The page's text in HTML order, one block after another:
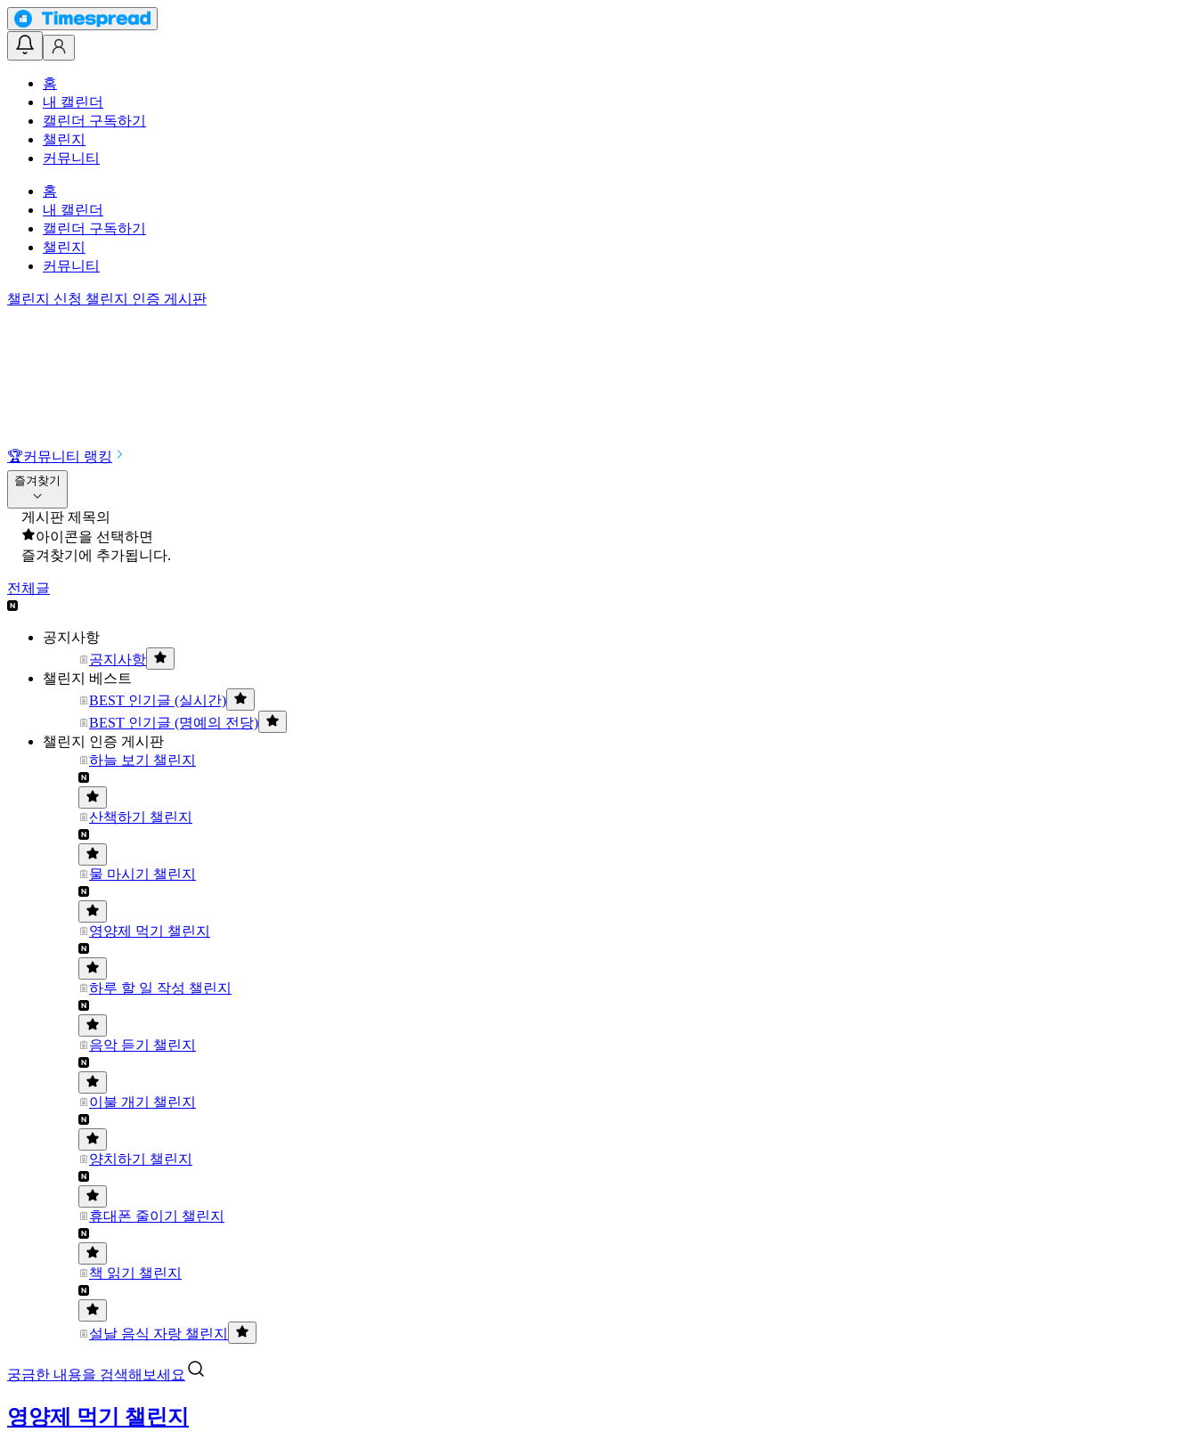
홈
내 캘린더
캘린더 구독하기
챌린지
커뮤니티
홈
내 캘린더
캘린더 구독하기
챌린지
커뮤니티
챌린지 신청 챌린지 인증 게시판
🏆커뮤니티 랭킹
즐겨찾기
게시판 제목의
아이콘을 선택하면
즐겨찾기에 추가됩니다.
전체글
공지사항
공지사항
챌린지 베스트
BEST 인기글 (실시간)
BEST 인기글 (명예의 전당)
챌린지 인증 게시판
하늘 보기 챌린지
산책하기 챌린지
물 마시기 챌린지
영양제 먹기 챌린지
하루 할 일 작성 챌린지
음악 듣기 챌린지
이불 개기 챌린지
양치하기 챌린지
휴대폰 줄이기 챌린지
책 읽기 챌린지
설날 음식 자랑 챌린지
궁금한 내용을 검색해보세요
영양제 먹기 챌린지